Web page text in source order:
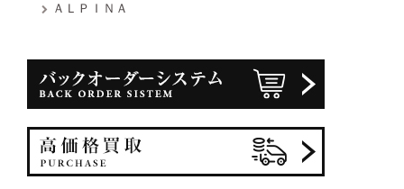
ＡＬＰＩＮＡ